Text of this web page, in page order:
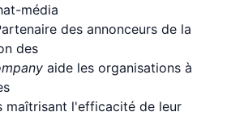
média
des annonceurs de la
des
aide les organisations à
maîtrisant l'efficacité de leur